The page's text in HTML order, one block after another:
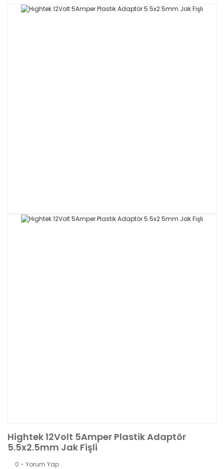
Hightek 12Volt 5Amper Plastik Adaptör
5.5x2.5mm Jak Fişli
0 - Yorum Yap